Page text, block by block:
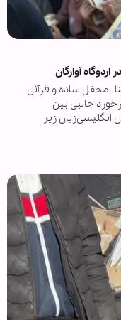
آوارگان
ـ محفل ساده و قرآنی
جالبی بین
انگلیسی‌زبان زیر